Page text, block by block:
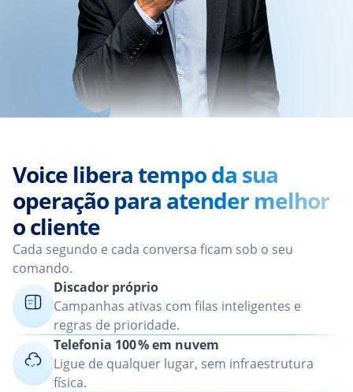
Voice libera tempo da sua
operação para atender melhor
o cliente
Cada segundo e cada conversa ficam sob o seu
comando.
Discador próprio
Campanhas ativas com filas inteligentes e
regras de prioridade.
Telefonia 100 % em nuvem
Ligue de qualquer lugar, sem infraestrutura
física.